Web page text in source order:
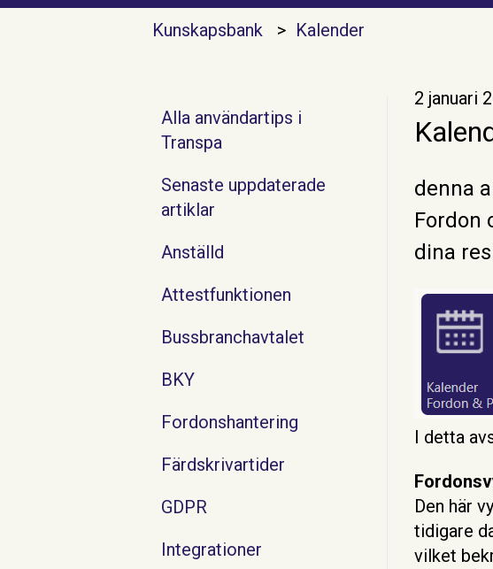
Kunskapsbank Kalender
2 januari
denna
Fordon
dina
I detta
Den här
tidigare
vilket
Alla användartips i
Transpa
Senaste uppdaterade
artiklar
Anställd
Attestfunktionen
Bussbranchavtalet
BKY
Fordonshantering
Färdskrivartider
GDPR
Integrationer